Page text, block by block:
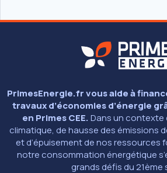
PrimesEnergie.fr vous aide à
travaux d’économies d’énergie
en Primes CEE.Dans un
climatique, de hausse des émissions
et d’épuisement de nos ressources
notre consommation énergétique
grands défis du 21ème